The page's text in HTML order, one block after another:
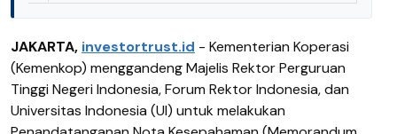
JAKARTA, investortrust.id - Kementerian Koperasi
(Kemenkop) menggandeng Majelis Rektor Perguruan
Tinggi Negeri Indonesia, Forum Rektor Indonesia, dan
Universitas Indonesia (UI) untuk melakukan